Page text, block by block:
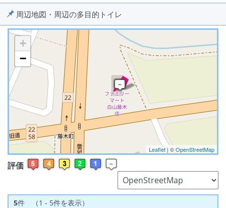
周辺地図・周辺の多目的トイレ
※ マップを検索、表示中です ※
+
−
Leaflet | ©OpenStreetMap
評価
5件 （1 - 5件を表示）